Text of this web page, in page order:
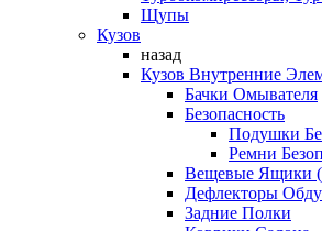
Щупы
Кузов
назад
Кузов Внутренние
Бачки Омывателя
Безопасность
Подушки
Ремни
Вещевые Ящики
Дефлекторы
Задние Полки